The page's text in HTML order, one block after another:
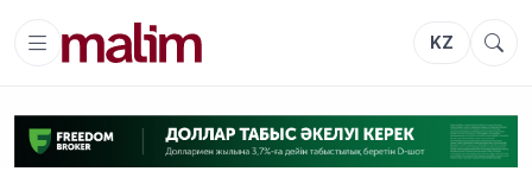
KZ